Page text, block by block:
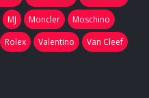
MJ Moncler
Moschino
Rolex Valentino
Van Cleef